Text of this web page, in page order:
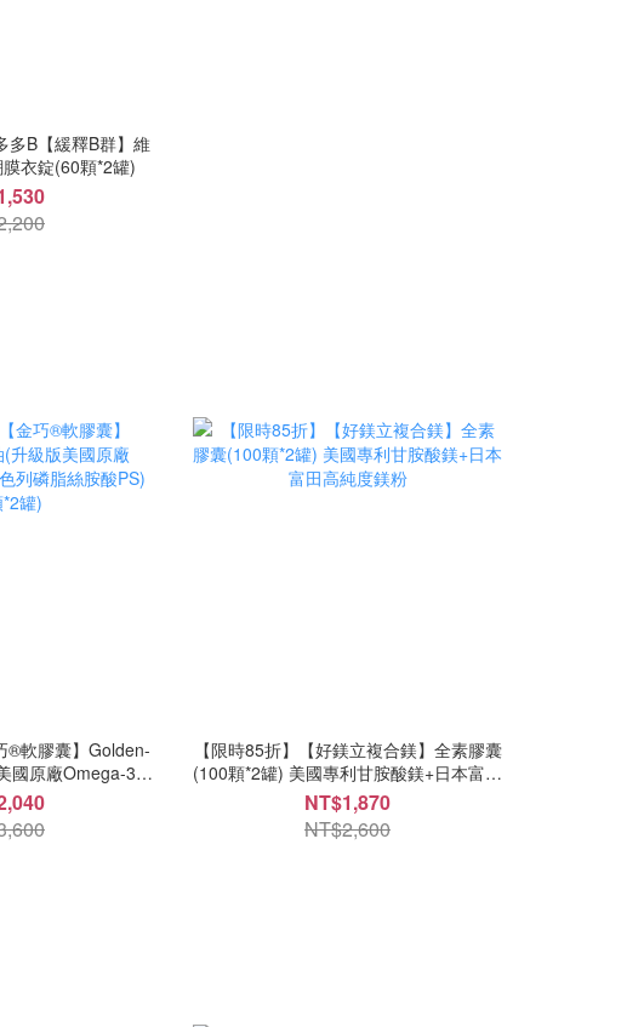
多B【緩釋B群】維
衣錠(60顆*2罐)
®軟膠囊】Golden-
國原廠Omega-3
酸PS)(60顆*2罐)
【限時85折】【好鎂立複合鎂】全素膠囊
(100顆*2罐) 美國專利甘胺酸鎂+日本富田
高純度鎂粉
NT$1,870
NT$2,600